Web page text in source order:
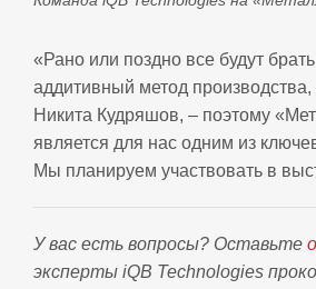
«Рано или поздно все будут
аддитивный метод производства,
Никита Кудряшов, – поэтому
является для нас одним из
Мы планируем участвовать в
У вас есть вопросы? Оставьте
эксперты iQB Technologies